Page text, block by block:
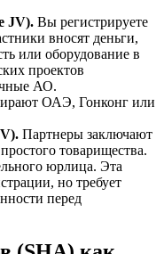
JV). Вы регистрируете
вносят деньги,
или оборудование в
проектов
АО.
ОАЭ, Гонконг или
Партнеры заключают
товарищества.
юрлица. Эта
но требует
перед